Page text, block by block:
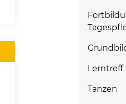
Lerntreff
Tanzen